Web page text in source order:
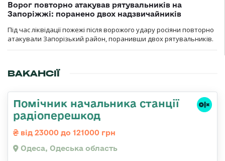
Ворог повторно атакував рятувальників на
Запоріжжі: поранено двох надзвичайників
Під час ліквідації пожежі після ворожого удару росіяни повторно
атакували Запорізький район, поранивши двох рятувальників.
ВАКАНСІЇ
Помічник начальника станції
радіоперешкод
від 23000 до 121000 грн
Одеса, Одеська область